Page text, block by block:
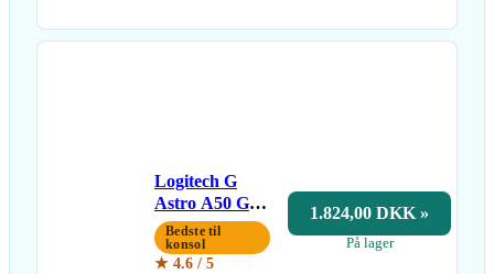
Logitech G
Astro A50 Gen
5
LIGHTSPEED
Bedste til
konsol
★ 4.6 / 5
1.824,00 DKK »
På lager